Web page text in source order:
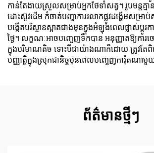
កាន់តែងាយស្រួលសម្រាប់អ្នកថែទាំសត្វ។ រូបមន្តគ្
ដោះស៊ូវដើម កំចាត់បញ្ហាការរលាកផ្លូវដង្ហើមសម្រ
បង្កើតបរិស្ថានស្អាតជាងមុនក្នុងអំឡុងពេលផ្លាស់ប្តូរក
ថ្ងៃ។ លក្ខណៈអាចបញ្ចេញទឹកបាន អនុញ្ញាតឱ្យក
ក្នុងបរិមាណតិច ទោះបីជាយ៉ាងណាក៏ដោយ ត្រូវតែ
បញ្ញាត្តិក្នុងស្រុកជានិច្ចមុនពេលបញ្ចេញការ៉ុតណាមួ
ព័ត៌មានថ្មីៗ